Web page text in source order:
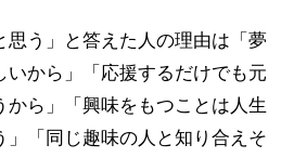
思う」と答えた人の理由は「夢
いから」「応援するだけでも元
ら」「興味をもつことは人生
」「同じ趣味の人と知り合えそ